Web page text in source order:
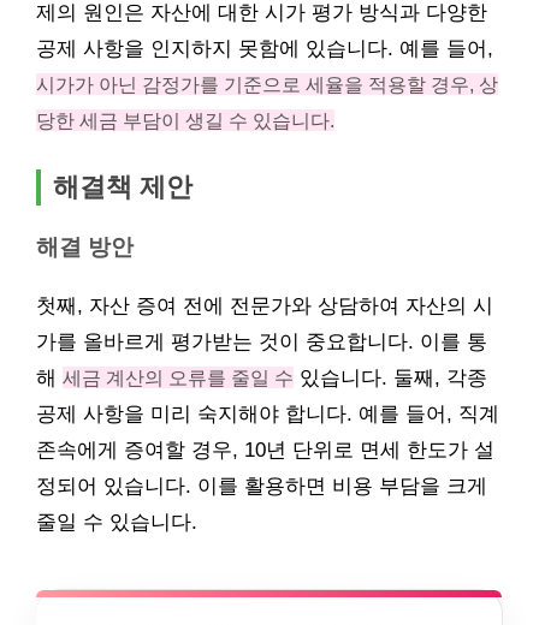
제의 원인은 자산에 대한 시가 평가 방식과 다양한
공제 사항을 인지하지 못함에 있습니다. 예를 들어,
시가가 아닌 감정가를 기준으로 세율을 적용할 경우, 상
당한 세금 부담이 생길 수 있습니다.
해결책 제안
해결 방안
첫째, 자산 증여 전에 전문가와 상담하여 자산의 시
가를 올바르게 평가받는 것이 중요합니다. 이를 통
해 세금 계산의 오류를 줄일 수 있습니다. 둘째, 각종
공제 사항을 미리 숙지해야 합니다. 예를 들어, 직계
존속에게 증여할 경우, 10년 단위로 면세 한도가 설
정되어 있습니다. 이를 활용하면 비용 부담을 크게
줄일 수 있습니다.